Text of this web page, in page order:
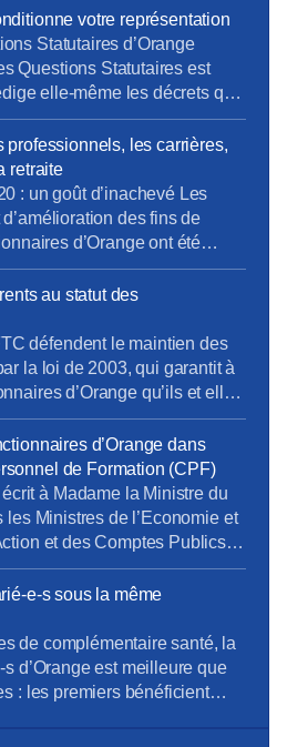
votre représentation
Statutaires d’Orange
Questions Statutaires est
elle-même les décrets qui
de l’entreprise, avant
La CFE-CGC et la CFTC
qui constitue une
du droit : nul ne
professionnels, les carrières,
retraite
: un goût d’inachevé Les
des fins de
d’Orange ont été
2020, un an après la
et en laissant de côté les
et au-delà). La CFE-CGC
de se […]
des
défendent le maintien des
la loi de 2003, qui garantit à
d’Orange qu’ils et elles
la fin de leur activité.
d’Orange dans
de Formation (CPF)
à Madame la Ministre du
les Ministres de l’Economie et
et des Comptes Publics
choisir son avenir
2018, qui a pour
de compétences,
en promettant,
e-s sous la même
de complémentaire santé, la
d’Orange est meilleure que
: les premiers bénéficient